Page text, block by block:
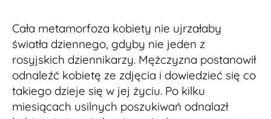
Cała metamorfoza kobiety nie ujrzałaby
światła dziennego, gdyby nie jeden z
rosyjskich dziennikarzy. Mężczyzna postanowił
odnaleźć kobietę ze zdjęcia i dowiedzieć się co
takiego dzieje się w jej życiu. Po kilku
miesiącach usilnych poszukiwań odnalazł